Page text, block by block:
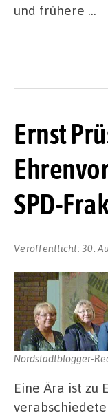
und frühere …
Ernst
SPD-
Veröffentlicht:30.
Nordstadtblogger-
Eine Ära ist zu